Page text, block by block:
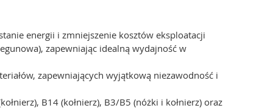
energii i zmniejszenie kosztów eksploatacji
zapewniając idealną wydajność w
zapewniających wyjątkową niezawodność i
B14 (kołnierz), B3/B5 (nóżki i kołnierz) oraz